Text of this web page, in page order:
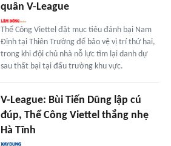
quân V-League
Thể Công Viettel đặt mục tiêu đánh bại Nam
Định tại Thiên Trường để bảo vệ vị trí thứ hai,
trong khi đội chủ nhà nỗ lực tìm lại danh dự
sau thất bại tại đấu trường khu vực.
V-League: Bùi Tiến Dũng lập cú
đúp, Thể Công Viettel thắng nhẹ
Hà Tĩnh